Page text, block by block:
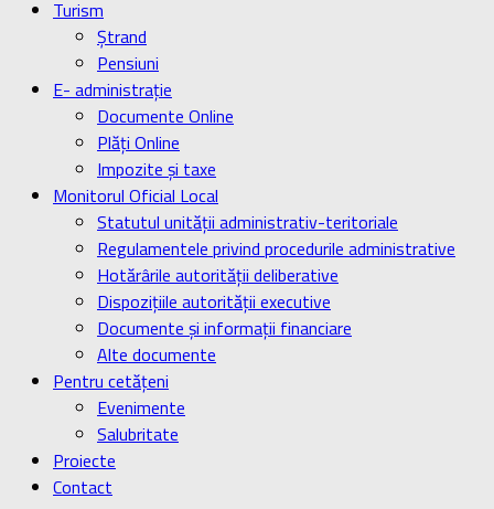
Turism
Ştrand
Pensiuni
E- administrație
Documente Online
Plăți Online
Impozite și taxe
Monitorul Oficial Local
Statutul unității administrativ-teritoriale
Regulamentele privind procedurile administrative
Hotărârile autorității deliberative
Dispozițiile autorității executive
Documente și informații financiare
Alte documente
Pentru cetățeni
Evenimente
Salubritate
Proiecte
Contact